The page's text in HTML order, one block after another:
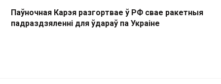
Паўночная Карэя разгортвае ў РФ свае ракетныя
падраздзяленні для ўдараў па Украіне